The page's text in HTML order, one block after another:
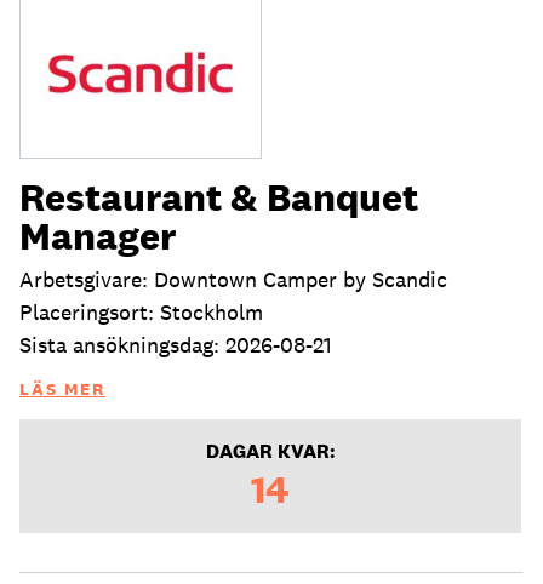
Restaurant & Banquet
Manager
Arbetsgivare: Downtown Camper by Scandic
Placeringsort: Stockholm
Sista ansökningsdag: 2026-08-21
LÄS MER
DAGAR KVAR:
14